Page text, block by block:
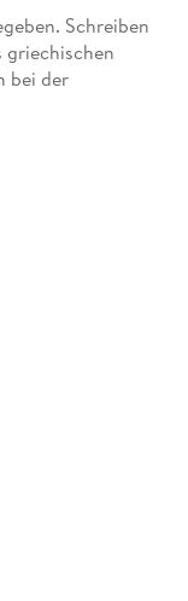
Schreiben
griechischen
bei der